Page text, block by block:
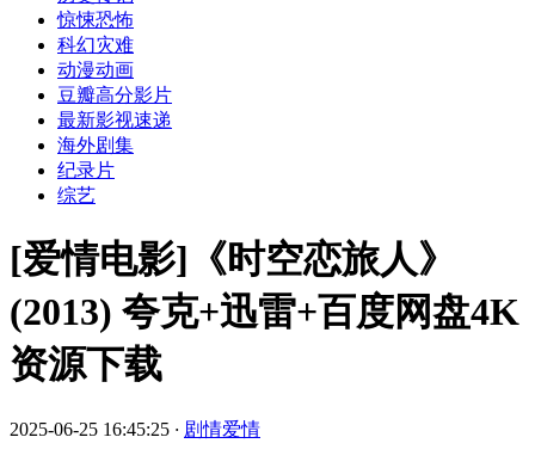
惊悚恐怖
科幻灾难
动漫动画
豆瓣高分影片
最新影视速递
海外剧集
纪录片
综艺
[爱情电影]《时空恋旅人》
(2013) 夸克+迅雷+百度网盘4K
资源下载
2025-06-25 16:45:25 · 剧情爱情